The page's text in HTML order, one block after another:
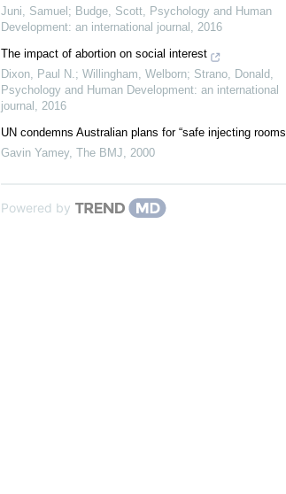
Juni, Samuel; Budge, Scott, Psychology and Human
Development: an international journal , 2016
The impact of abortion on social interest
Dixon, Paul N.; Willingham, Welborn; Strano, Donald,
Psychology and Human Development: an international
journal , 2016
UN condemns Australian plans for “safe injecting
Gavin Yamey, The BMJ, 2000
Powered by